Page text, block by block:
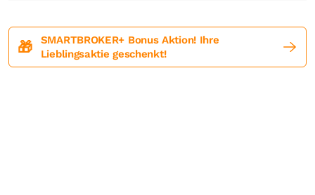
🎁
SMARTBROKER+ Bonus Aktion! Ihre
Lieblingsaktie geschenkt!